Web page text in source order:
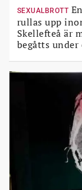
SEXUALBROTT
rullas upp
Skellefteå är
begåtts